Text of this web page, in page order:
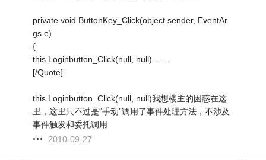
private void ButtonKey_Click(object sender, EventAr
gs e)
{
this.Loginbutton_Click(null, null)……
[/Quote]
this.Loginbutton_Click(null, null)我想楼主的困惑在这
里，这里只不过是“手动”调用了事件处理方法，不涉及
事件触发和委托调用
2010-09-27